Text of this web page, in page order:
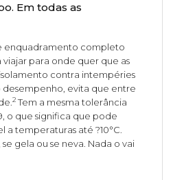
Em todas as
enquadramento completo
para onde quer que as
contra intempéries
evita que entre
2 Tem a mesma tolerância
o que significa que pode
a temperaturas até ?10°C.
gela ou se neva. Nada o vai